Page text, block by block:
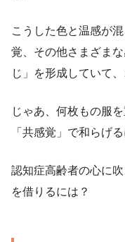
こうした色と温感が
覚、その他さまざま
じ」を形成していて
じゃあ、何枚もの服
「共感覚」で和らげ
認知症高齢者の心に
を借りるには？